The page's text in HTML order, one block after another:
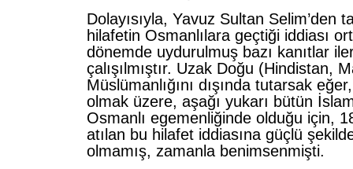
Dolayısıyla, Yavuz Sultan Selim’den
hilafetin Osmanlılara geçtiği iddiası
dönemde uydurulmuş bazı kanıtlar
çalışılmıştır. Uzak Doğu (Hindistan,
Müslümanlığını dışında tutarsak
olmak üzere, aşağı yukarı bütün
Osmanlı egemenliğinde olduğu için,
atılan bu hilafet iddiasına güçlü
olmamış, zamanla benimsenmişti.